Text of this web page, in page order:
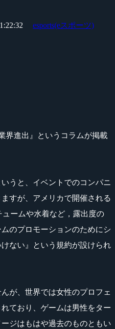
esports(eスポーツ)
界進出』というコラムが掲載
うと、イベントでのコンパニ
すが、アメリカで開催される
ームや水着など，露出度の
のプロモーションのためにシ
ない』という規約が設けられ
が、世界では女性のプロフェ
ており、ゲームは男性をター
ジはもはや過去のものともい